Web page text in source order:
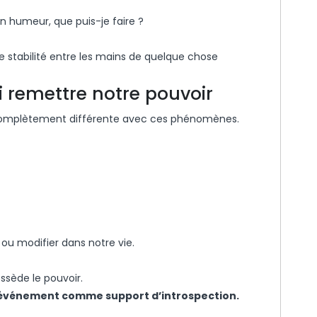
humeur, que puis-je faire ?
stabilité entre les mains de quelque chose
remettre notre pouvoir
différente avec ces phénomènes.
modifier dans notre vie.
le pouvoir.
comme support d’introspection.